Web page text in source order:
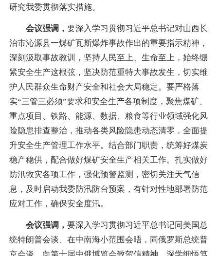
研究我委贯彻落实措施。
会议强调， 要深入学习贯彻习近平总书记对山西长
治市沁源县一煤矿瓦斯爆炸事故作出的重要指示精神，
深刻汲取事故教训，坚持人民至上、生命至上，始终绷
紧安全生产这根弦，坚决防范重特大事故发生，切实维
护人民群众生命财产安全和社会大局稳定。要严格落
实“三管三必须”要求和安全生产各项制度，聚焦煤矿、
重点项目、铁路、能源、数据、粮食等行业领域强化风
险隐患排查整治，推动各类风险隐患动态清零，全面提
升安全生产管理工作水平。结合部门职责，统筹好煤炭
稳产稳供，配合做好煤矿安全生产相关工作。扎实做好
防汛救灾各项工作，强化预警监测，密切关注天气信
息，及时启动我委防汛防台预案，有针对性地部署防范
应对工作，确保安全度汛。
会议强调， 要深入学习贯彻习近平总书记同美国总
统特朗普会谈、在中南海小范围会晤，同俄罗斯总统普